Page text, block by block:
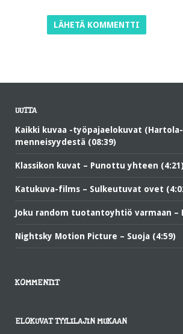
UUTTA
Kaikki kuvaa -työpajaelokuvat
menneisyydestä (08:39)
Klassikon kuvat – Punottu yhteen (4:21)
Katukuva-films – Sulkeutuvat ovet
Joku random tuotantoyhtiö varmaan –
Nightsky Motion Picture – Suoja (4:59)
KOMMENTIT
ELOKUVAT TYYLILAJIN MUKAAN